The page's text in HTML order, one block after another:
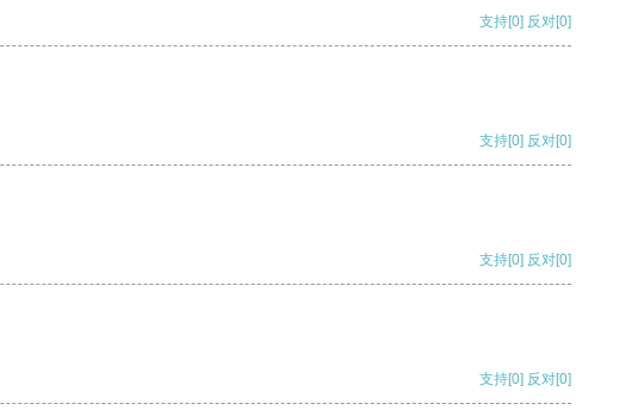
支持[0] 反对[0]
支持[0] 反对[0]
支持[0] 反对[0]
支持[0] 反对[0]